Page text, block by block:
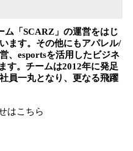
ム「SCARZ」の運営をはじ
ます。その他にもアパレル/
、esportsを活用したビジネ
す。チームは2012年に発足
員一丸となり、更なる飛躍
はこちら